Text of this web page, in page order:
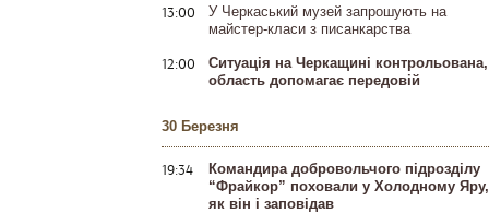
13:00
У Черкаський музей запрошують на
майстер-класи з писанкарства
12:00
Ситуація на Черкащині контрольована,
область допомагає передовій
30 Березня
19:34
Командира добровольчого підрозділу
“Фрайкор” поховали у Холодному Яру,
як він і заповідав